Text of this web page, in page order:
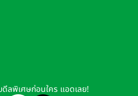
ลพิเศษก่อนใคร แอดเลย!